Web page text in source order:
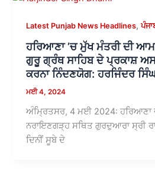
Latest Punjab News Headlines,
ਹਰਿਆਣਾ ’ਚ ਮੁੱਖ ਮੰਤਰੀ ਦੀ
ਗੁਰੂ ਗ੍ਰੰਥ ਸਾਹਿਬ ਦੇ ਪ੍ਰਕਾਸ਼
ਕਰਨਾ ਨਿੰਦਣਯੋਗ: ਹਰਜਿੰਦਰ ਸਿੰਘ
ਮਈ 4, 2024
ਅੰਮ੍ਰਿਤਸਰ, 4 ਮਈ 2024: ਹਰਿਆਣਾ
ਨਰਾਇਣਗੜ੍ਹ ਸਥਿਤ ਗੁਰਦੁਆਰਾ ਸ੍ਰੀ
ਦਿਨੀਂ ਸੂਬੇ ਦੇ